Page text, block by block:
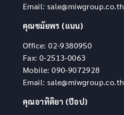
Email: sale@miwgroup.co.th
คุณชมัยพร (แนน)
Office: 02-9380950
Fax: 0-2513-0063
Mobile: 090-9072928
Email: sale@miwgroup.co.th
คุณอาทิติยา (ป๊อป)